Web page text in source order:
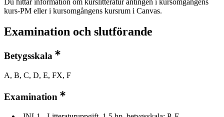
kurs-PM eller i kursomgångens kursrum i Canvas.
Examination och slutförande
Betygsskala
A, B, C, D, E, FX, F
Examination